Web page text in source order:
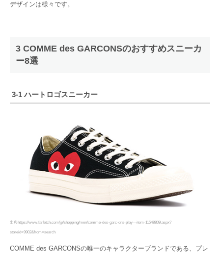
デザインは様々です。
3 COMME des GARCONSのおすすめスニーカ
ー8選
3-1 ハートロゴスニーカー
出典https://www.farfetch.com/jp/shopping/men/comme-des-garc-ons-play—item-11548809.aspx?
storeid=9902&from=search
COMME des GARCONSの唯一のキャラクターブランドである、プレ